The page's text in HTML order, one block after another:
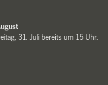
31. Juli bereits um 15 Uhr.